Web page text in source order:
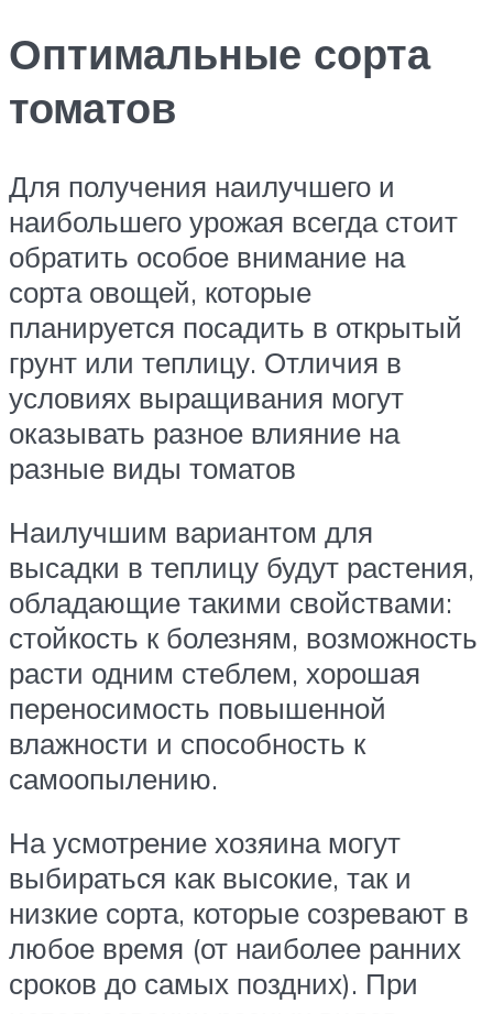
Оптимальные сорта
томатов
Для получения наилучшего и
наибольшего урожая всегда стоит
обратить особое внимание на
сорта овощей, которые
планируется посадить в открытый
грунт или теплицу. Отличия в
условиях выращивания могут
оказывать разное влияние на
разные виды томатов
Наилучшим вариантом для
высадки в теплицу будут растения,
обладающие такими свойствами:
стойкость к болезням, возможность
расти одним стеблем, хорошая
переносимость повышенной
влажности и способность к
самоопылению.
На усмотрение хозяина могут
выбираться как высокие, так и
низкие сорта, которые созревают в
любое время (от наиболее ранних
сроков до самых поздних). При